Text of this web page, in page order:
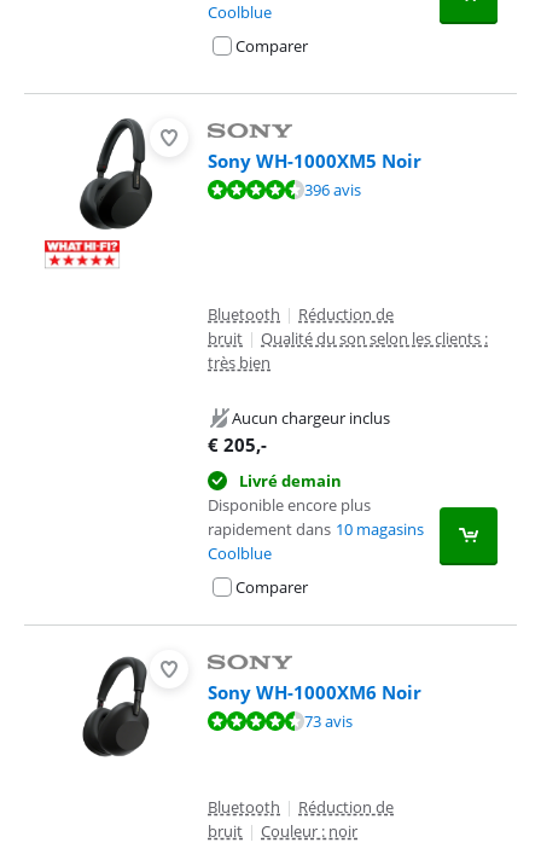
Coolblue
Comparer
Sony WH-1000XM5 Noir
La note est de 8,8 sur 10, basée sur 396 avis.
396 avis
Bluetooth | Réduction de
bruit | Qualité du son selon les clients :
très bien
Aucun chargeur inclus
€ 205,-
Livré demain
Disponible encore plus
rapidement dans 10 magasins
Coolblue
Comparer
Sony WH-1000XM6 Noir
La note est de 8,6 sur 10, basée sur 73 avis.73 avis
Bluetooth | Réduction de
bruit | Couleur : noir